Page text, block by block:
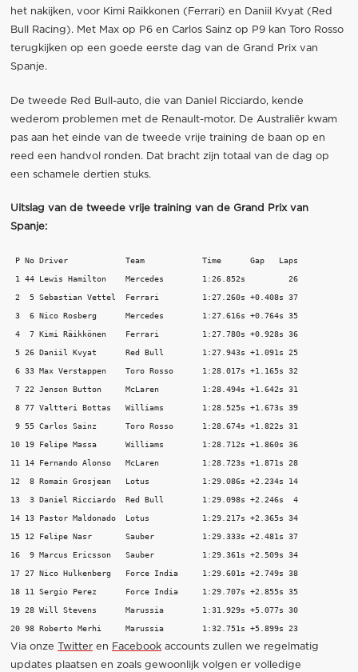
het nakijken, voor Kimi Raikkonen (Ferrari) en Daniil Kvyat (Red
Bull Racing). Met Max op P6 en Carlos Sainz op P9 kan Toro Rosso
terugkijken op een goede eerste dag van de Grand Prix van
Spanje.
De tweede Red Bull-auto, die van Daniel Ricciardo, kende
wederom problemen met de Renault-motor. De Australiër kwam
pas aan het einde van de tweede vrije training de baan op en
reed een handvol ronden. Dat bracht zijn totaal van de dag op
een schamele dertien stuks.
Uitslag van de tweede vrije training van de Grand Prix van
Spanje:
P No Driver 		Team 		Time 	  Gap   Laps
1 44 Lewis Hamilton   	Mercedes 	1:26.852s  	  26
2  5 Sebastian Vettel	Ferrari 	1:27.260s +0.408s 37
3  6 Nico Rosberg    	Mercedes 	1:27.616s +0.764s 35
4  7 Kimi Räikkönen    Ferrari 	1:27.780s +0.928s 36
5 26 Daniil Kvyat    	Red Bull 	1:27.943s +1.091s 25
6 33 Max Verstappen    Toro Rosso 	1:28.017s +1.165s 32
7 22 Jenson Button    	McLaren 	1:28.494s +1.642s 31
8 77 Valtteri Bottas   Williams 	1:28.525s +1.673s 39
9 55 Carlos Sainz    	Toro Rosso 	1:28.674s +1.822s 31
10 19 Felipe Massa    	Williams 	1:28.712s +1.860s 36
11 14 Fernando Alonso   McLaren 	1:28.723s +1.871s 28
12  8 Romain Grosjean  	Lotus 		1:29.086s +2.234s 14
13  3 Daniel Ricciardo  Red Bull 	1:29.098s +2.246s  4
14 13 Pastor Maldonado  Lotus 		1:29.217s +2.365s 34
15 12 Felipe Nasr    	Sauber 		1:29.333s +2.481s 37
16  9 Marcus Ericsson   Sauber 		1:29.361s +2.509s 34
17 27 Nico Hulkenberg   Force India 	1:29.601s +2.749s 38
18 11 Sergio Perez    	Force India 	1:29.707s +2.855s 35
19 28 Will Stevens    	Marussia 	1:31.929s +5.077s 30
20 98 Roberto Merhi    	Marussia 	1:32.751s +5.899s 23
Via onze Twitteren Facebookaccounts zullen we regelmatig
updates plaatsen en zoals gewoonlijk volgen er volledige